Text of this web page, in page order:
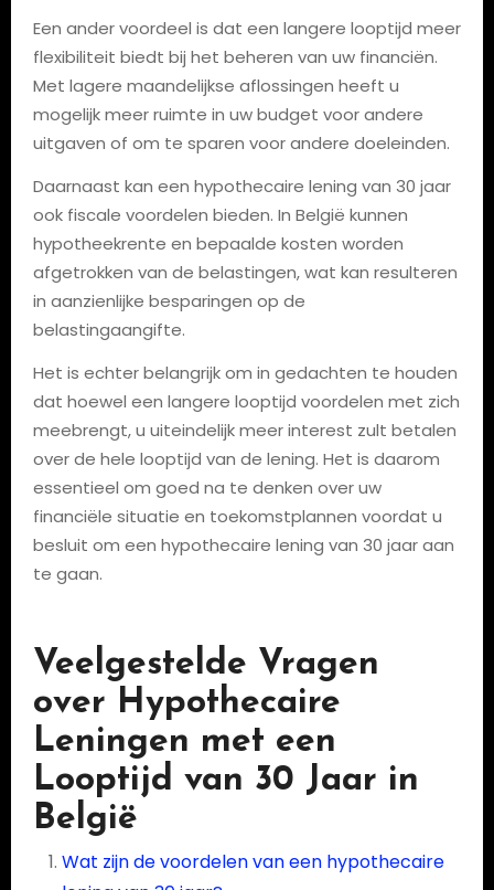
Een ander voordeel is dat een langere looptijd meer
flexibiliteit biedt bij het beheren van uw financiën.
Met lagere maandelijkse aflossingen heeft u
mogelijk meer ruimte in uw budget voor andere
uitgaven of om te sparen voor andere doeleinden.
Daarnaast kan een hypothecaire lening van 30 jaar
ook fiscale voordelen bieden. In België kunnen
hypotheekrente en bepaalde kosten worden
afgetrokken van de belastingen, wat kan resulteren
in aanzienlijke besparingen op de
belastingaangifte.
Het is echter belangrijk om in gedachten te houden
dat hoewel een langere looptijd voordelen met zich
meebrengt, u uiteindelijk meer interest zult betalen
over de hele looptijd van de lening. Het is daarom
essentieel om goed na te denken over uw
financiële situatie en toekomstplannen voordat u
besluit om een hypothecaire lening van 30 jaar aan
te gaan.
Veelgestelde Vragen
over Hypothecaire
Leningen met een
Looptijd van 30 Jaar in
België
Wat zijn de voordelen van een hypothecaire